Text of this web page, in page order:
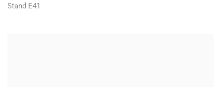
Stand E41